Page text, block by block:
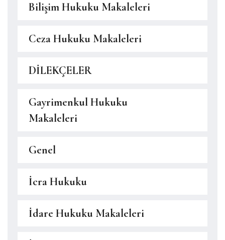
Bilişim Hukuku Makaleleri
Ceza Hukuku Makaleleri
DİLEKÇELER
Gayrimenkul Hukuku
Makaleleri
Genel
İcra Hukuku
İdare Hukuku Makaleleri